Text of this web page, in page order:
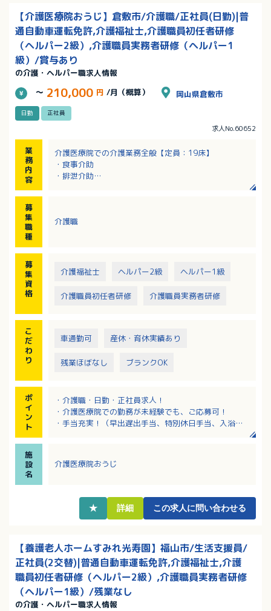
【介護医療院おうじ】倉敷市/介護職/正社員(日勤)|普
通自動車運転免許,介護福祉士,介護職員初任者研修
（ヘルパー2級）,介護職員実務者研修（ヘルパー1
級）/賞与あり
の介護・ヘルパー職求人情報
～ 210,000 円 /月（概算） 岡山県倉敷市
日勤 正社員
求人No.60652
業
務
内
容
介護医療院での介護業務全般【定員：19床】
・食事介助
・排泄介助
募
集
職
種
介護職
募
集
資
格
介護福祉士 ヘルパー2級 ヘルパー1級
介護職員初任者研修 介護職員実務者研修
こ
だ
わ
り
車通勤可 産休・育休実績あり
残業ほぼなし ブランクOK
ポ
イ
ン
ト
・介護職・日勤・正社員求人！
・介護医療院での勤務が未経験でも、ご応募可！
・手当充実！（早出遅出手当、特別休日手当、入浴手
・参観日などでの希望休は、可能な限り調整します！
施
設
名
介護医療院おうじ
★ 詳細 この求人に問い合わせる
【養護老人ホームすみれ光寿園】福山市/生活支援員/
正社員(2交替)|普通自動車運転免許,介護福祉士,介護
職員初任者研修（ヘルパー2級）,介護職員実務者研修
（ヘルパー1級）/残業なし
の介護・ヘルパー職求人情報